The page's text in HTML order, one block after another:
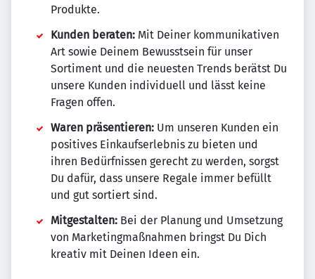
Produkte.
Kunden beraten: Mit Deiner kommunikativen
Art sowie Deinem Bewusstsein für unser
Sortiment und die neuesten Trends berätst Du
unsere Kunden individuell und lässt keine
Fragen offen.
Waren präsentieren: Um unseren Kunden ein
positives Einkaufserlebnis zu bieten und
ihren Bedürfnissen gerecht zu werden, sorgst
Du dafür, dass unsere Regale immer befüllt
und gut sortiert sind.
Mitgestalten: Bei der Planung und Umsetzung
von Marketingmaßnahmen bringst Du Dich
kreativ mit Deinen Ideen ein.